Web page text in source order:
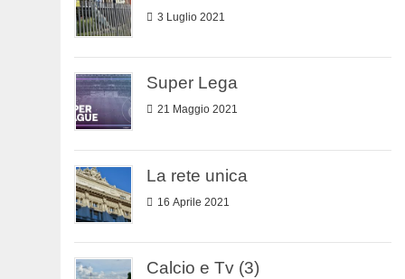
3 Luglio 2021
Super Lega
21 Maggio 2021
La rete unica
16 Aprile 2021
Calcio e Tv (3)